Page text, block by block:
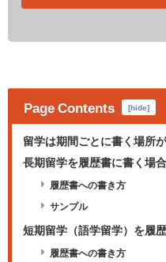
Page Contents [hide]
留学は期間ごとに書く場所
長期留学を履歴書に書く場合
履歴書への書き方
サンプル
短期留学（語学留学）を履
履歴書への書き方